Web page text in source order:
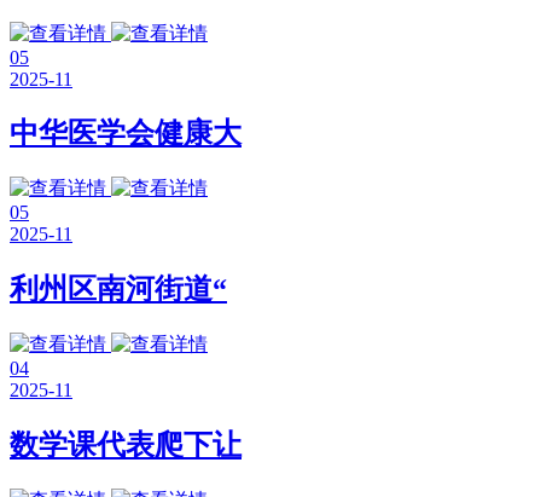
05
2025-11
中华医学会健康大
05
2025-11
利州区南河街道“
04
2025-11
数学课代表爬下让